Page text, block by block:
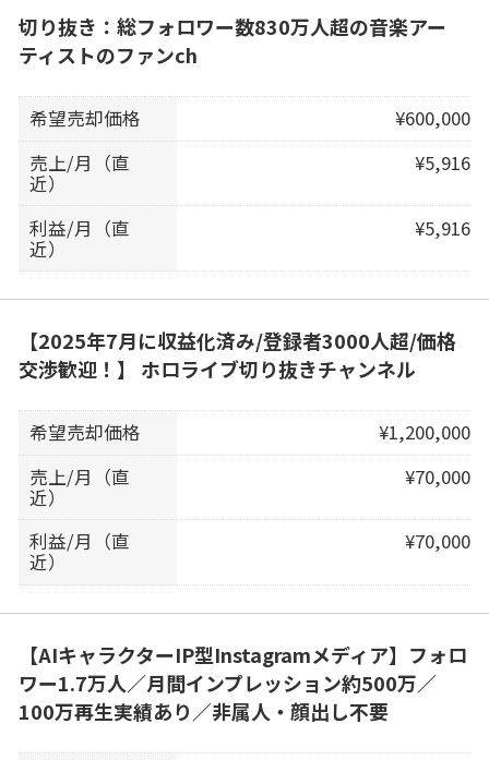
切り抜き：総フォロワー数830万人超の音楽アー
ティストのファンch
希望売却価格
¥600,000
売上/月（直
近）
¥5,916
利益/月（直
近）
¥5,916
【2025年7月に収益化済み/登録者3000人超/価格
交渉歓迎！】 ホロライブ切り抜きチャンネル
希望売却価格
¥1,200,000
売上/月（直
近）
¥70,000
利益/月（直
近）
¥70,000
【AIキャラクターIP型Instagramメディア】フォロ
ワー1.7万人／月間インプレッション約500万／
100万再生実績あり／非属人・顔出し不要